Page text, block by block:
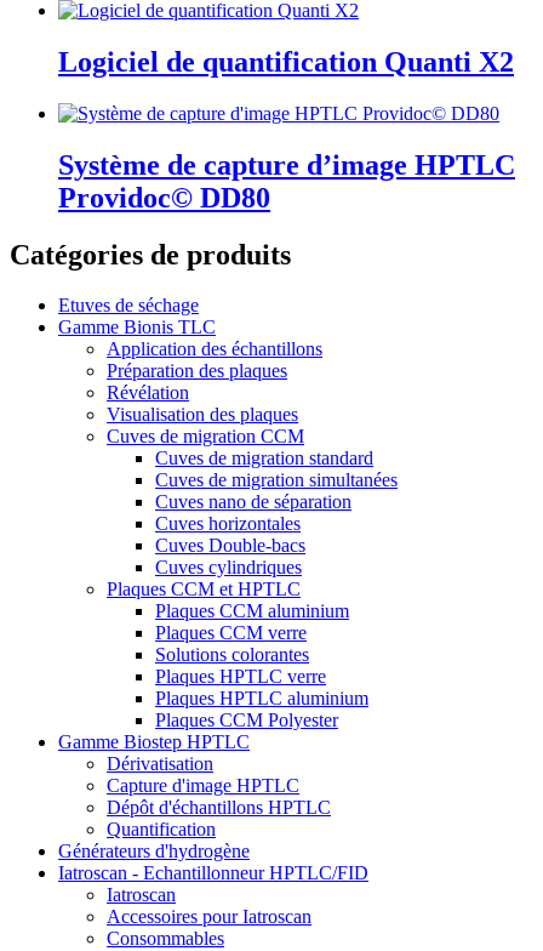
Logiciel de quantification Quanti X2
Système de capture d’image HPTLC
Providoc© DD80
Catégories de produits
Etuves de séchage
Gamme Bionis TLC
Application des échantillons
Préparation des plaques
Révélation
Visualisation des plaques
Cuves de migration CCM
Cuves de migration standard
Cuves de migration simultanées
Cuves nano de séparation
Cuves horizontales
Cuves Double-bacs
Cuves cylindriques
Plaques CCM et HPTLC
Plaques CCM aluminium
Plaques CCM verre
Solutions colorantes
Plaques HPTLC verre
Plaques HPTLC aluminium
Plaques CCM Polyester
Gamme Biostep HPTLC
Dérivatisation
Capture d'image HPTLC
Dépôt d'échantillons HPTLC
Quantification
Générateurs d'hydrogène
Iatroscan - Echantillonneur HPTLC/FID
Iatroscan
Accessoires pour Iatroscan
Consommables